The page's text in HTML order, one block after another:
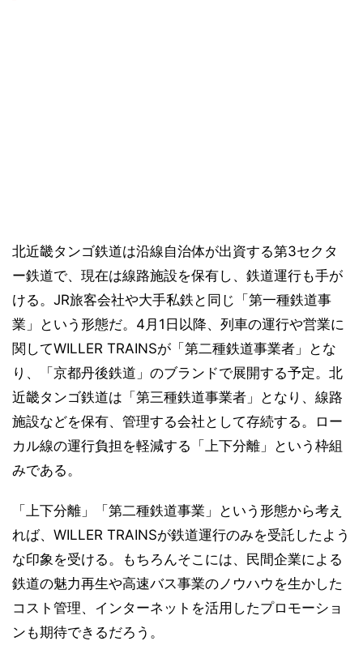
北近畿タンゴ鉄道は沿線自治体が出資する第3セクタ
ー鉄道で、現在は線路施設を保有し、鉄道運行も手が
ける。JR旅客会社や大手私鉄と同じ「第一種鉄道事
業」という形態だ。4月1日以降、列車の運行や営業に
関してWILLER TRAINSが「第二種鉄道事業者」とな
り、「京都丹後鉄道」のブランドで展開する予定。北
近畿タンゴ鉄道は「第三種鉄道事業者」となり、線路
施設などを保有、管理する会社として存続する。ロー
カル線の運行負担を軽減する「上下分離」という枠組
みである。
「上下分離」「第二種鉄道事業」という形態から考え
れば、WILLER TRAINSが鉄道運行のみを受託したよう
な印象を受ける。もちろんそこには、民間企業による
鉄道の魅力再生や高速バス事業のノウハウを生かした
コスト管理、インターネットを活用したプロモーショ
ンも期待できるだろう。